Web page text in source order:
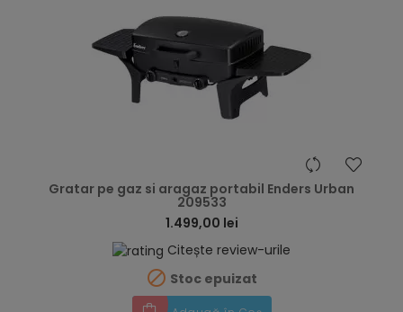
Gratar pe gaz si aragaz portabil Enders Urban
209533
1.499,00 lei
Citește review-urile
 Stoc epuizat